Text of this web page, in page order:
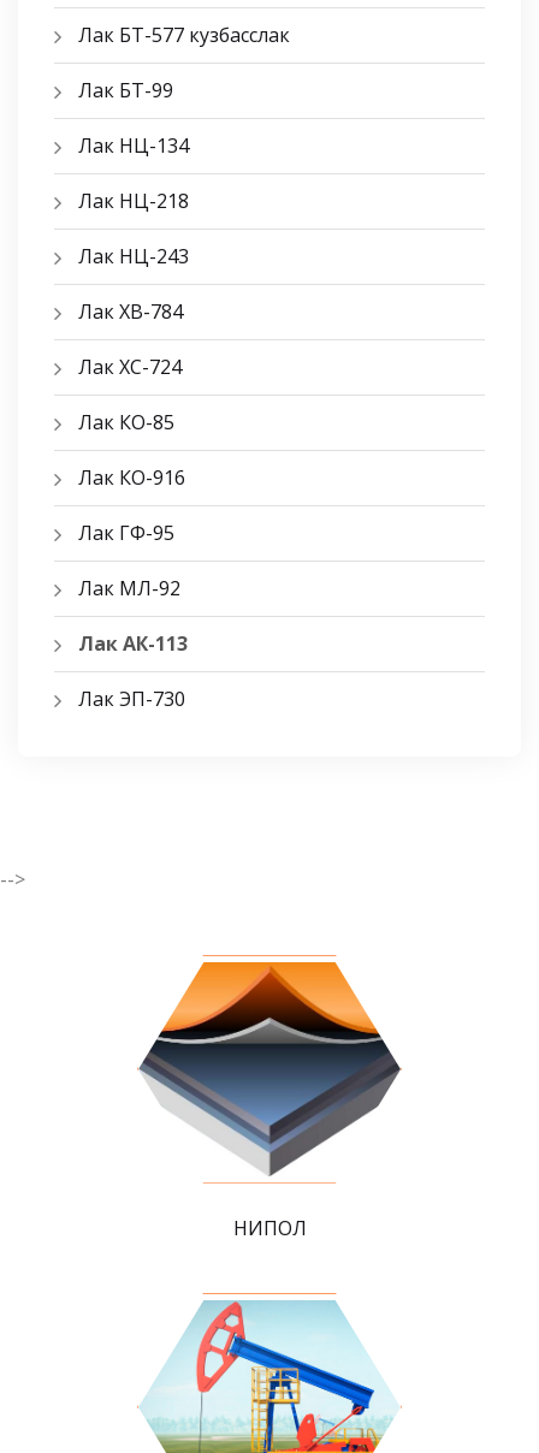
Лак БТ-577 кузбасслак
Лак БТ-99
Лак НЦ-134
Лак НЦ-218
Лак НЦ-243
Лак ХВ-784
Лак ХС-724
Лак КО-85
Лак КО-916
Лак ГФ-95
Лак МЛ-92
Лак АК-113
Лак ЭП-730
-->
НИПОЛ